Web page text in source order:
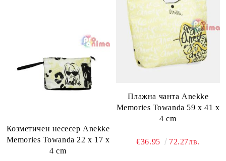
Козметичен несесер Anekke
Memories Towanda 22 x 17 x
4 cm
Плажна чанта Anekke
Memories Towanda 59 x 41 x
4 cm
€36.95 72.27лв.